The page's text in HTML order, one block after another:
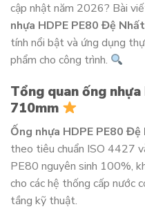
cập nhật năm 2026? Bài
nhựa HDPE PE80 Đệ
tính nổi bật và ứng dụng
phẩm cho công trình.
Tổng quan ống
710mm
Ống nhựa HDPE PE80
theo tiêu chuẩn ISO 4427
PE80 nguyên sinh 100%,
cho các hệ thống cấp nước
tầng kỹ thuật.